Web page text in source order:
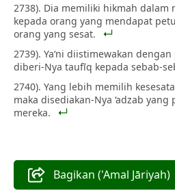
2738). Dia memiliki hikmah
kepada orang yang mendapat
orang yang sesat.
2739). Ya‘ni diistimewakan
diberi-Nya taufīq kepada sebab-
2740). Yang lebih memilih
maka disediakan-Nya ‘adzab
mereka.
Bagikan ('Amal Jāriyah)